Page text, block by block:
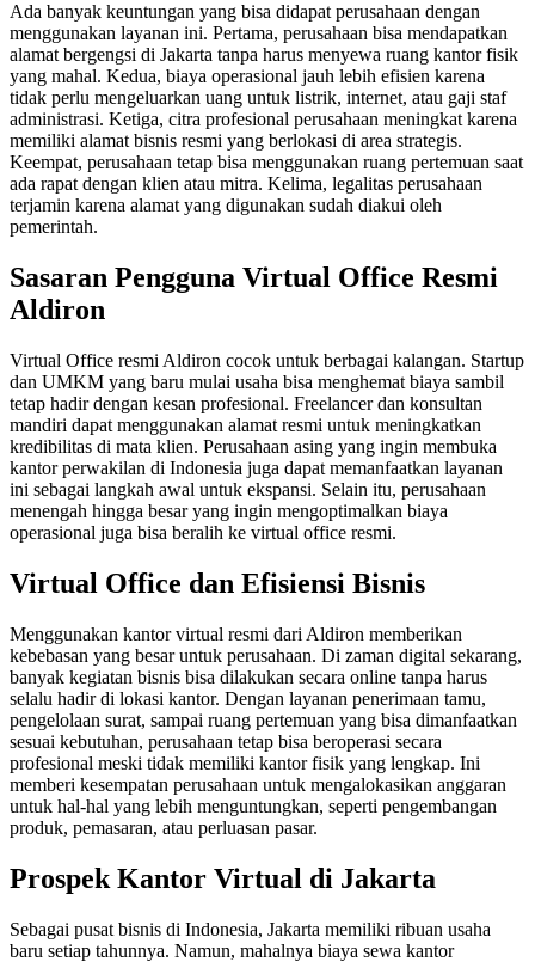
Ada banyak keuntungan yang bisa didapat perusahaan dengan
menggunakan layanan ini. Pertama, perusahaan bisa mendapatkan
alamat bergengsi di Jakarta tanpa harus menyewa ruang kantor fisik
yang mahal. Kedua, biaya operasional jauh lebih efisien karena
tidak perlu mengeluarkan uang untuk listrik, internet, atau gaji staf
administrasi. Ketiga, citra profesional perusahaan meningkat karena
memiliki alamat bisnis resmi yang berlokasi di area strategis.
Keempat, perusahaan tetap bisa menggunakan ruang pertemuan saat
ada rapat dengan klien atau mitra. Kelima, legalitas perusahaan
terjamin karena alamat yang digunakan sudah diakui oleh
pemerintah.
Sasaran Pengguna Virtual Office Resmi
Aldiron
Virtual Office resmi Aldiron cocok untuk berbagai kalangan. Startup
dan UMKM yang baru mulai usaha bisa menghemat biaya sambil
tetap hadir dengan kesan profesional. Freelancer dan konsultan
mandiri dapat menggunakan alamat resmi untuk meningkatkan
kredibilitas di mata klien. Perusahaan asing yang ingin membuka
kantor perwakilan di Indonesia juga dapat memanfaatkan layanan
ini sebagai langkah awal untuk ekspansi. Selain itu, perusahaan
menengah hingga besar yang ingin mengoptimalkan biaya
operasional juga bisa beralih ke virtual office resmi.
Virtual Office dan Efisiensi Bisnis
Menggunakan kantor virtual resmi dari Aldiron memberikan
kebebasan yang besar untuk perusahaan. Di zaman digital sekarang,
banyak kegiatan bisnis bisa dilakukan secara online tanpa harus
selalu hadir di lokasi kantor. Dengan layanan penerimaan tamu,
pengelolaan surat, sampai ruang pertemuan yang bisa dimanfaatkan
sesuai kebutuhan, perusahaan tetap bisa beroperasi secara
profesional meski tidak memiliki kantor fisik yang lengkap. Ini
memberi kesempatan perusahaan untuk mengalokasikan anggaran
untuk hal-hal yang lebih menguntungkan, seperti pengembangan
produk, pemasaran, atau perluasan pasar.
Prospek Kantor Virtual di Jakarta
Sebagai pusat bisnis di Indonesia, Jakarta memiliki ribuan usaha
baru setiap tahunnya. Namun, mahalnya biaya sewa kantor